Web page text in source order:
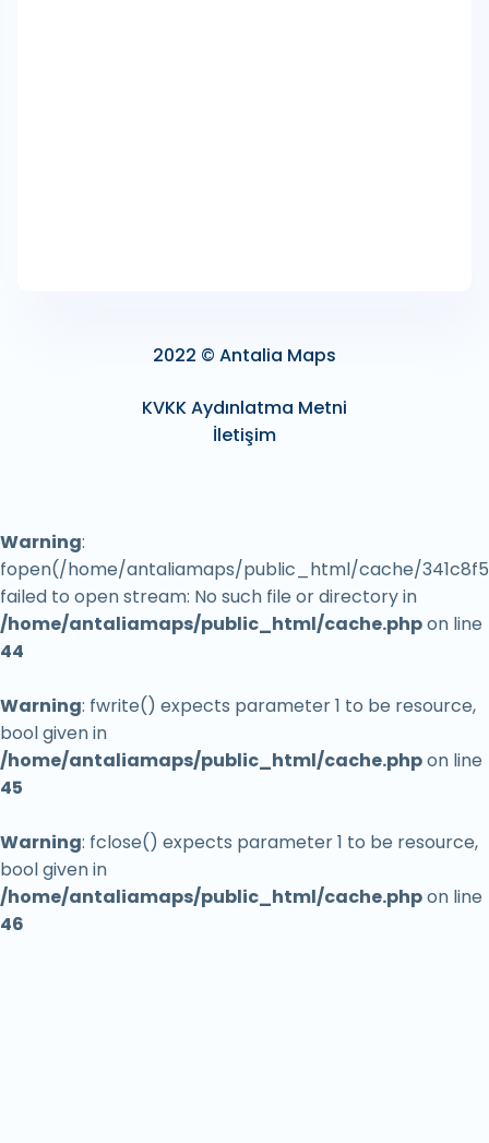
2022 © Antalia Maps
KVKK Aydınlatma Metni
İletişim
Warning:
fopen(/home/antaliamaps/public_html/cache/
failed to open stream: No such file or directory in
/home/antaliamaps/public_html/cache.phpon line
44
Warning: fwrite() expects parameter 1 to be resource,
bool given in
/home/antaliamaps/public_html/cache.phpon line
45
Warning: fclose() expects parameter 1 to be resource,
bool given in
/home/antaliamaps/public_html/cache.phpon line
46